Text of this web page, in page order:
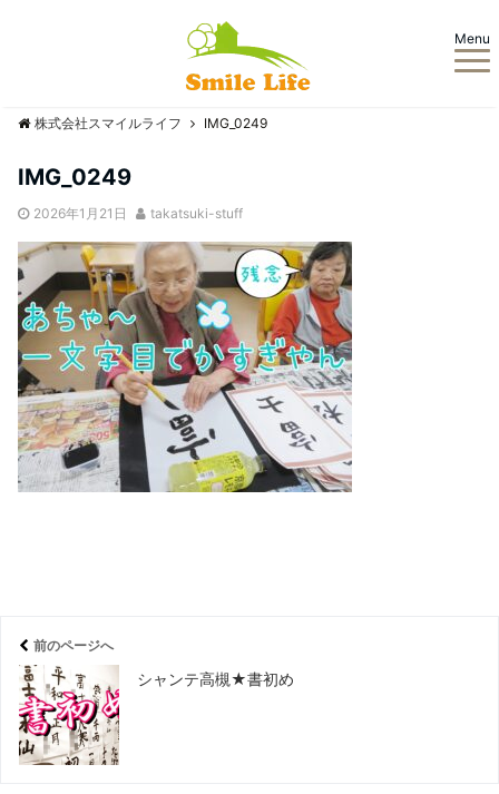
Menu
株式会社スマイルライフ IMG_0249
IMG_0249
2026年1月21日 takatsuki-stuff
前のページへ
シャンテ高槻★書初め